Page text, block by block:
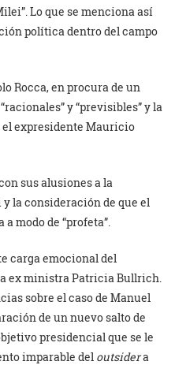
Lo que se menciona así
política dentro del campo
Rocca, en procura de un
y “previsibles” y la
expresidente Mauricio
sus alusiones a la
la consideración de que el
modo de “profeta”.
carga emocional del
ex ministra Patricia Bullrich.
sobre el caso de Manuel
de un nuevo salto de
presidencial que se le
imparable del outsidera